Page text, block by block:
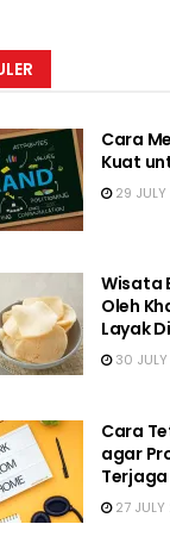
Cara
Kuat
29
Wisata
Oleh
Layak
30
Cara
agar
Terjaga
27